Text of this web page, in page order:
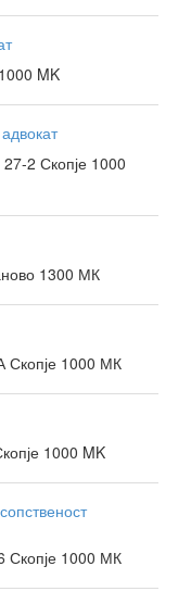
MK
2 Скопје 1000
1300 МК
Скопје 1000 МК
1000 MK
Скопје 1000 МК